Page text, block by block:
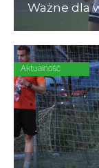
Ważne dla
odnotował
meczu.
Aktualność